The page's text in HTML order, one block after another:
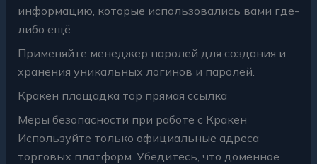
информацию, которые использовались вами где-
либо ещё.
Применяйте менеджер паролей для создания и
хранения уникальных логинов и паролей.
Кракен площадка тор прямая ссылка
Меры безопасности при работе с Кракен
Используйте только официальные адреса
торговых платформ. Убедитесь, что доменное